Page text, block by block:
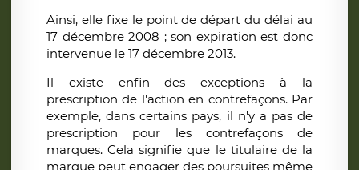
Ainsi, elle fixe le point de départ du délai au
17 décembre 2008 ; son expiration est donc
intervenue le 17 décembre 2013.
Il existe enfin desexceptions à la
prescription de l'action en contrefaçons. Par
exemple, dans certains pays, il n'y a pas de
prescription pour les contrefaçons de
marques. Cela signifie que le titulaire de la
marque peut engager des poursuites même